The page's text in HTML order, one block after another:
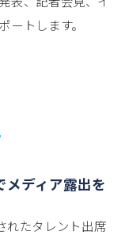
トします。
メディア露出を
れたタレント出席